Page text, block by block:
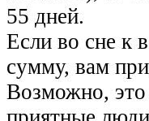
55 дней.
Если во сне к
сумму, вам
Возможно, это